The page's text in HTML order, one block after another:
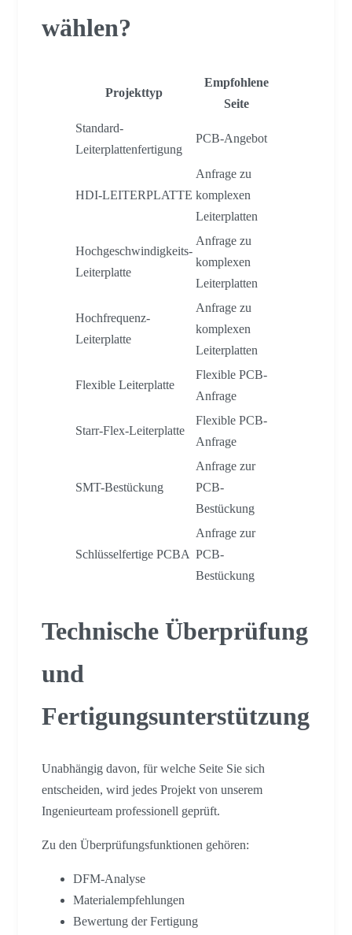
wählen?
Projekttyp
Empfohlene
Seite
Standard-
Leiterplattenfertigung
PCB-Angebot
HDI-LEITERPLATTE
Anfrage zu
komplexen
Leiterplatten
Hochgeschwindigkeits-
Leiterplatte
Anfrage zu
komplexen
Leiterplatten
Hochfrequenz-
Leiterplatte
Anfrage zu
komplexen
Leiterplatten
Flexible Leiterplatte
Flexible PCB-
Anfrage
Starr-Flex-Leiterplatte
Flexible PCB-
Anfrage
SMT-Bestückung
Anfrage zur
PCB-
Bestückung
Schlüsselfertige PCBA
Anfrage zur
PCB-
Bestückung
Technische Überprüfung
und
Fertigungsunterstützung
Unabhängig davon, für welche Seite Sie sich
entscheiden, wird jedes Projekt von unserem
Ingenieurteam professionell geprüft.
Zu den Überprüfungsfunktionen gehören:
DFM-Analyse
Materialempfehlungen
Bewertung der Fertigung